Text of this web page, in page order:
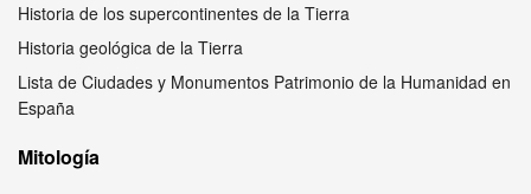
Historia de los supercontinentes de la Tierra
Historia geológica de la Tierra
Lista de Ciudades y Monumentos Patrimonio de la Humanidad en
España
Mitología